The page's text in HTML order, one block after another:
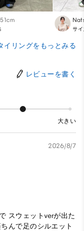
サ
イリングをもっとみる
レビューを書く
大きい
2026/8/7
スウェットverが出た
んで足のシルエット